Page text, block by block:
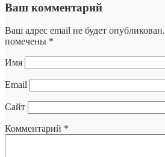
Ваш комментарий
Ваш адрес email не будет опубликован.
помечены *
Имя
Email
Сайт
Комментарий *